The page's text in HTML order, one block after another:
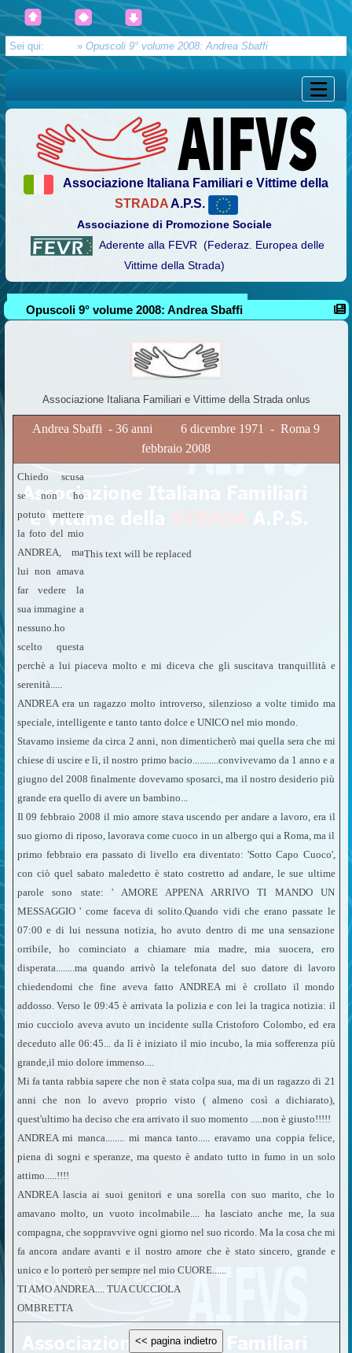
Sei qui: » Opuscoli 9° volume 2008: Andrea Sbaffi
Associazione Italiana Familiari e Vittime della
STRADAA.P.S.
Associazione di Promozione Sociale
Aderente alla FEVR (Federaz. Europea delle
Vittime della Strada)
Opuscoli 9° volume 2008: Andrea Sbaffi
Associazione Italiana Familiari e Vittime della Strada onlus
Andrea Sbaffi - 36 anni 6 dicembre 1971 - Roma 9
febbraio 2008
This text will be replaced
Chiedo scusa
se non ho
potuto mettere
la foto del mio
ANDREA, ma
lui non amava
far vedere la
sua immagine a
nessuno.ho
scelto questa
perchè a lui piaceva molto e mi diceva che gli suscitava tranquillità e
serenità.....
ANDREA era un ragazzo molto introverso, silenzioso a volte timido ma
speciale, intelligente e tanto tanto dolce e UNICO nel mio mondo.
Stavamo insieme da circa 2 anni, non dimenticherò mai quella sera che mi
chiese di uscire e lì, il nostro primo bacio...........convivevamo da 1 anno e a
giugno del 2008 finalmente dovevamo sposarci, ma il nostro desiderio più
grande era quello di avere un bambino...
Il 09 febbraio 2008 il mio amore stava uscendo per andare a lavoro, era il
suo giorno di riposo, lavorava come cuoco in un albergo qui a Roma, ma il
primo febbraio era passato di livello era diventato: 'Sotto Capo Cuoco',
con ciò quel sabato maledetto è stato costretto ad andare, le sue ultime
parole sono state: ' AMORE APPENA ARRIVO TI MANDO UN
MESSAGGIO ' come faceva di solito.Quando vidi che erano passate le
07:00 e di lui nessuna notizia, ho avuto dentro di me una sensazione
orribile, ho cominciato a chiamare mia madre, mia suocera, ero
disperata........ma quando arrivò la telefonata del suo datore di lavoro
chiedendomi che fine aveva fatto ANDREA mi è crollato il mondo
addosso. Verso le 09:45 è arrivata la polizia e con lei la tragica notizia: il
mio cucciolo aveva avuto un incidente sulla Cristoforo Colombo, ed era
deceduto alle 06:45... da lì è iniziato il mio incubo, la mia sofferenza più
grande,il mio dolore immenso....
Mi fa tanta rabbia sapere che non è stata colpa sua, ma di un ragazzo di 21
anni che non lo avevo proprio visto ( almeno così a dichiarato),
quest'ultimo ha deciso che era arrivato il suo momento .....non è giusto!!!!!
ANDREA mi manca........ mi manca tanto..... eravamo una coppia felice,
piena di sogni e speranze, ma questo è andato tutto in fumo in un solo
attimo.....!!!!
ANDREA lascia ai suoi genitori e una sorella con suo marito, che lo
amavano molto, un vuoto incolmabile.... ha lasciato anche me, la sua
compagna, che soppravvive ogni giorno nel suo ricordo. Ma la cosa che mi
fa ancora andare avanti e il nostro amore che è stato sincero, grande e
unico e lo porterò per sempre nel mio CUORE......
TI AMO ANDREA.... TUA CUCCIOLA
OMBRETTA